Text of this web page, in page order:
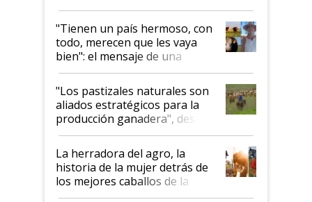
"Tienen un país hermoso, con
todo, merecen que les vaya
bien": el mensaje de una
ganadera uruguaya sobre las
oportunidades que se abren
para el agro en Argentina, con
foco en la carne
"Los pastizales naturales son
aliados estratégicos para la
producción ganadera", destaca
la iniciativa que ya reúne a 46
establecimientos en Argentina
La herradora del agro, la
historia de la mujer detrás de
los mejores caballos de la
Argentina y los mitos que